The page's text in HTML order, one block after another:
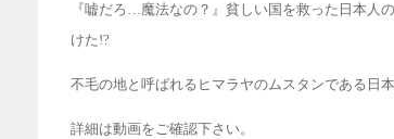
『嘘だろ…魔法なの？』貧しい国を救った日本人
けた!?
不毛の地と呼ばれるヒマラヤのムスタンである日
詳細は動画をご確認下さい。